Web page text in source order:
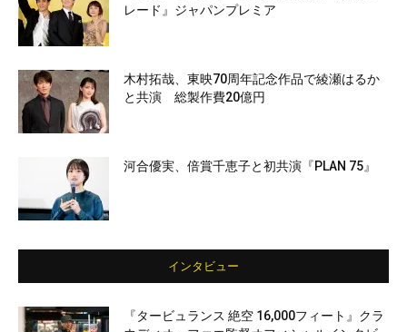
レード』ジャパンプレミア
木村拓哉、東映70周年記念作品で綾瀬はるか
と共演 総製作費20億円
河合優実、倍賞千恵子と初共演『PLAN 75』
インタビュー
『タービュランス 絶空 16,000フィート』クラ